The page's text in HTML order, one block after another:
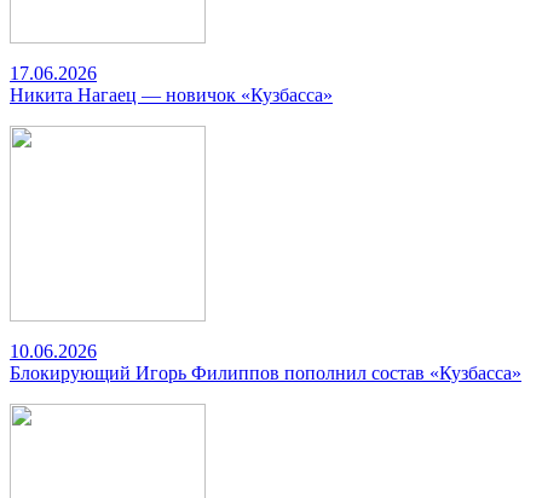
17.06.2026
Никита Нагаец — новичок «Кузбасса»
10.06.2026
Блокирующий Игорь Филиппов пополнил состав «Кузбасса»